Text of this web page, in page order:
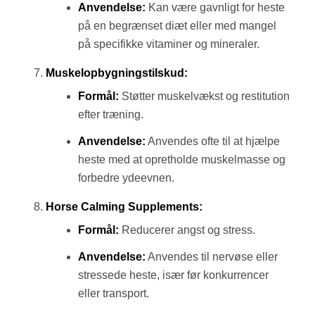
Anvendelse: Kan være gavnligt for heste
på en begrænset diæt eller med mangel
på specifikke vitaminer og mineraler.
Muskelopbygningstilskud:
Formål: Støtter muskelvækst og restitution
efter træning.
Anvendelse: Anvendes ofte til at hjælpe
heste med at opretholde muskelmasse og
forbedre ydeevnen.
Horse Calming Supplements:
Formål: Reducerer angst og stress.
Anvendelse: Anvendes til nervøse eller
stressede heste, især før konkurrencer
eller transport.